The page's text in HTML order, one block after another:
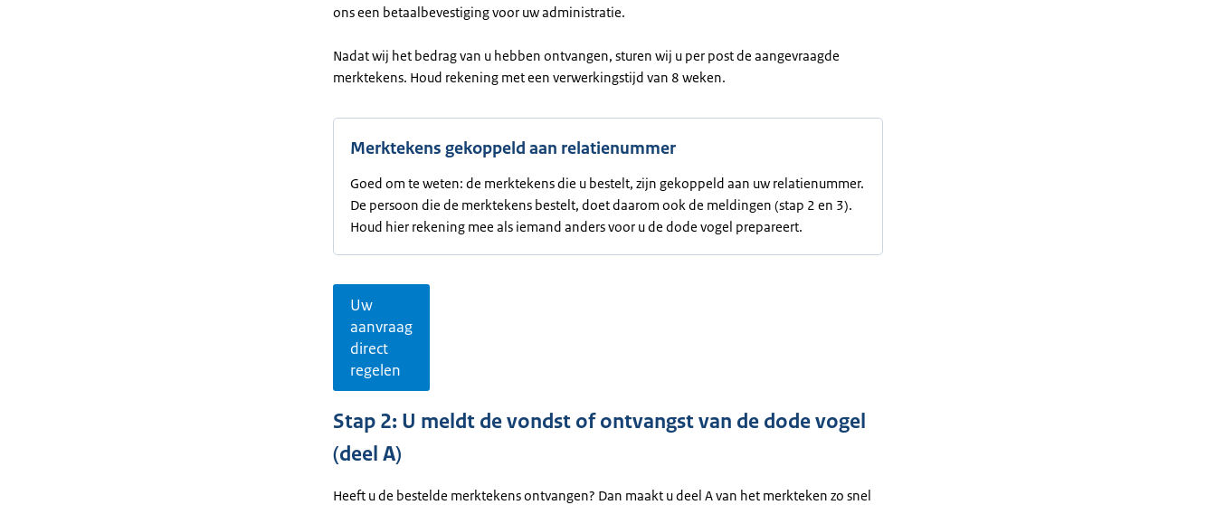
ons een betaalbevestiging voor uw administratie.
Nadat wij het bedrag van u hebben ontvangen, sturen wij u per post de aangevraagde
merktekens. Houd rekening met een verwerkingstijd van 8 weken.
Merktekens gekoppeld aan relatienummer
Goed om te weten: de merktekens die u bestelt, zijn gekoppeld aan uw relatienummer.
De persoon die de merktekens bestelt, doet daarom ook de meldingen (stap 2 en 3).
Houd hier rekening mee als iemand anders voor u de dode vogel prepareert.
Uw
aanvraag
direct
regelen
Stap 2: U meldt de vondst of ontvangst van de dode vogel
(deel A)
Heeft u de bestelde merktekens ontvangen? Dan maakt u deel A van het merkteken zo snel